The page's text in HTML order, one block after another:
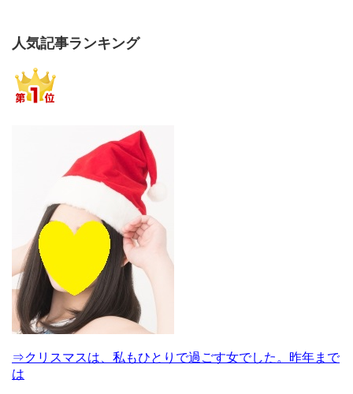
人気記事ランキング
⇒クリスマスは、私もひとりで過ごす女でした。昨年まで
は